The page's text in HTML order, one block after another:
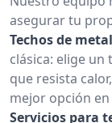
asegurar tu
Techos de
clásica: elige
que resista
mejor opción
Servicios para